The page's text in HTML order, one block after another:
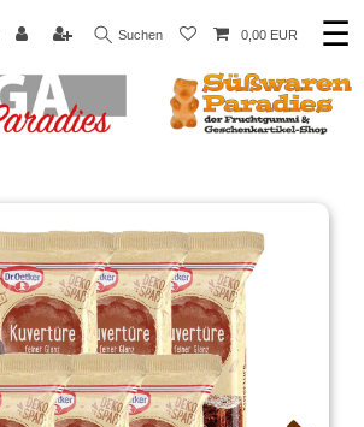
Suchen 0,00 EUR ☰